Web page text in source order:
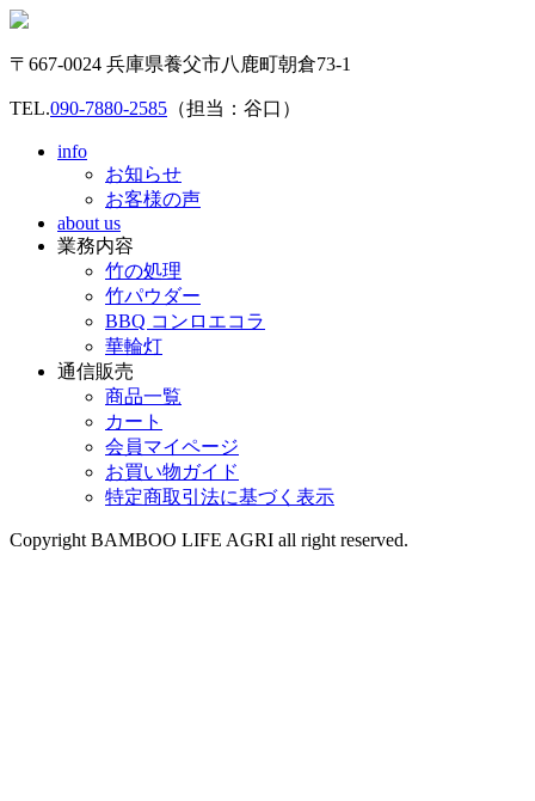
〒667-0024 兵庫県養父市八鹿町朝倉73-1
TEL.090-7880-2585 （担当：谷口）
info
お知らせ
お客様の声
about us
業務内容
竹の処理
竹パウダー
BBQ コンロエコラ
華輪灯
通信販売
商品一覧
カート
会員マイページ
お買い物ガイド
特定商取引法に基づく表示
Copyright BAMBOO LIFE AGRI all right reserved.